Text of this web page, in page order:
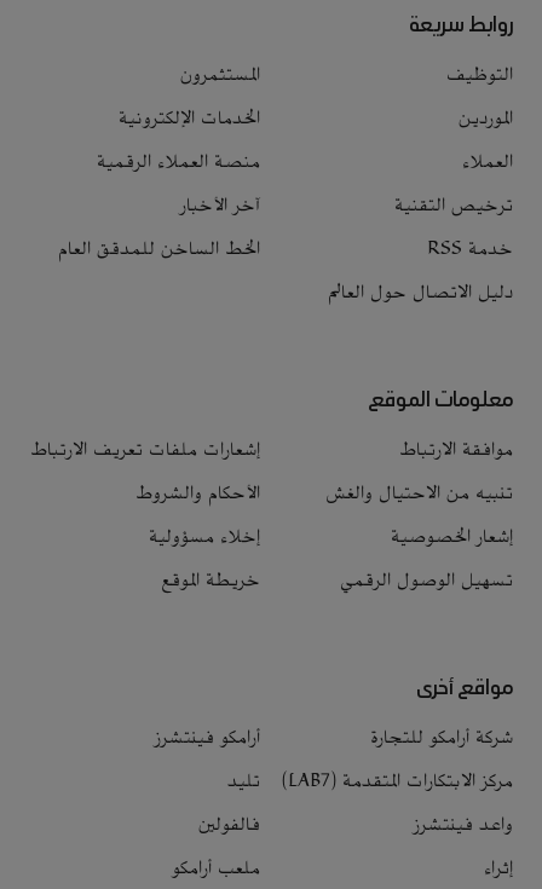
روابط سريعة
التوظيف
المستثمرون
الموردين
الخدمات الإلكترونية
العملاء
منصة العملاء الرقمية
ترخيص التقنية
آخر الأخبار
خدمة RSS
الخط الساخن للمدقق العام
دليل الاتصال حول العالم
معلومات الموقع
موافقة الارتباط
إشعارات ملفات تعريف الارتباط
تنبيه من الاحتيال والغش
الأحكام والشروط
إشعار الخصوصية
إخلاء مسؤولية
تسهيل الوصول الرقمي
خريطة الموقع
مواقع أخرى
شركة أرامكو للتجارة
أرامكو فينتشرز
مركز الابتكارات المتقدمة (LAB7)
تليد
واعد فينتشرز
فالفولين
إثراء
ملعب أرامكو